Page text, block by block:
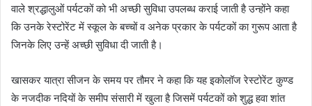
वाले श्रद्धालुओं पर्यटकों को भी अच्छी सुविधा उपलब्ध कराई जाती है उन्होंने कहा
कि उनके रेस्टोरेंट में स्कूल के बच्चों व अनेक प्रकार के पर्यटकों का गुरूप आता है
जिनके लिए उन्हें अच्छी सुविधा दी जाती है।
खासकर यात्रा सीजन के समय पर तौमर ने कहा कि यह इकोलॉज रेस्टोरेंट कुण्ड
के नजदीक नदियों के समीप संसारी में खुला है जिसमें पर्यटकों को शुद्ध हवा शांत